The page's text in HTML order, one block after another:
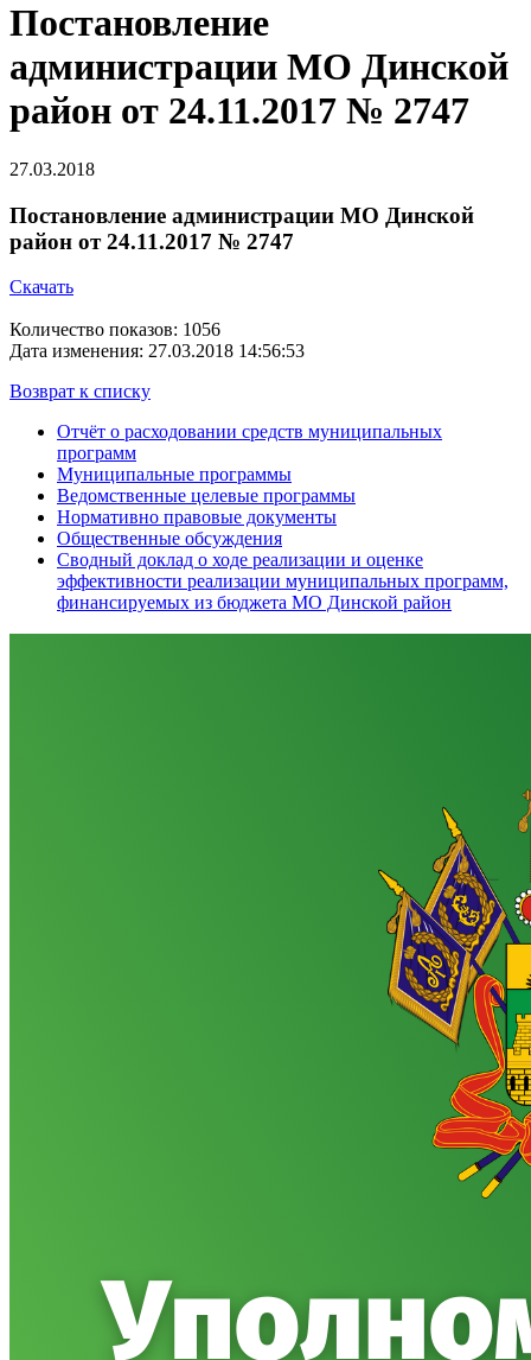
Постановление
администрации МО Динской
район от 24.11.2017 № 2747
27.03.2018
Постановление администрации МО Динской
район от 24.11.2017 № 2747
Скачать
Количество показов: 1056
Дата изменения: 27.03.2018 14:56:53
Возврат к списку
Отчёт о расходовании средств муниципальных
программ
Муниципальные программы
Ведомственные целевые программы
Нормативно правовые документы
Общественные обсуждения
Сводный доклад о ходе реализации и оценке
эффективности реализации муниципальных программ,
финансируемых из бюджета МО Динской район